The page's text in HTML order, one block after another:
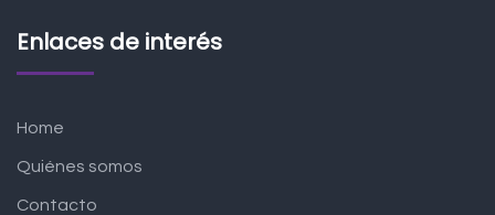
Enlaces de interés
Home
Quiénes somos
Contacto